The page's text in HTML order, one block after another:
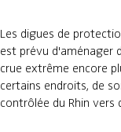
Les digues de
est prévu d'aménager
crue extrême encore
certains endroits, de
contrôlée du Rhin